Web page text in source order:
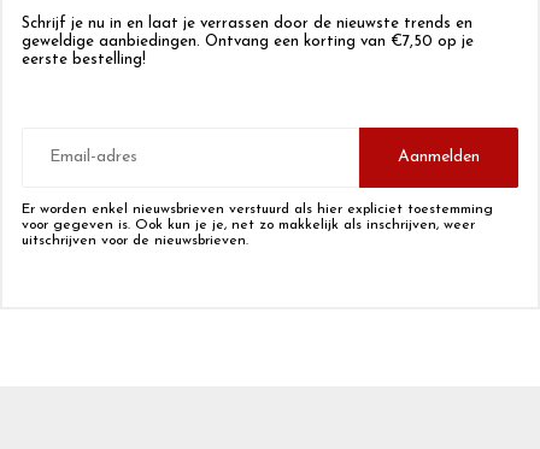
Schrijf je nu in en laat je verrassen door de nieuwste trends en
geweldige aanbiedingen. Ontvang een korting van €7,50 op je
eerste bestelling!
mailadres
Aanmelden
Er worden enkel nieuwsbrieven verstuurd als hier expliciet toestemming
voor gegeven is. Ook kun je je, net zo makkelijk als inschrijven, weer
uitschrijven voor de nieuwsbrieven.